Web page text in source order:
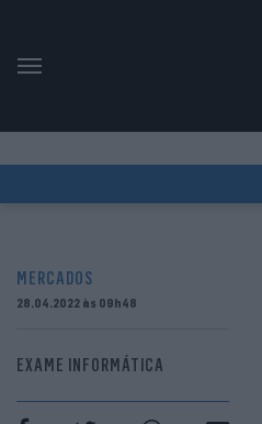
MERCADOS
28.04.2022 às 09h48
EXAME INFORMÁTICA